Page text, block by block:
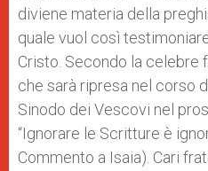
diviene materia della
quale vuol così
Cristo. Secondo la celebre
che sarà ripresa nel corso
Sinodo dei Vescovi nel
“Ignorare le Scritture è
Commento a Isaia). Cari